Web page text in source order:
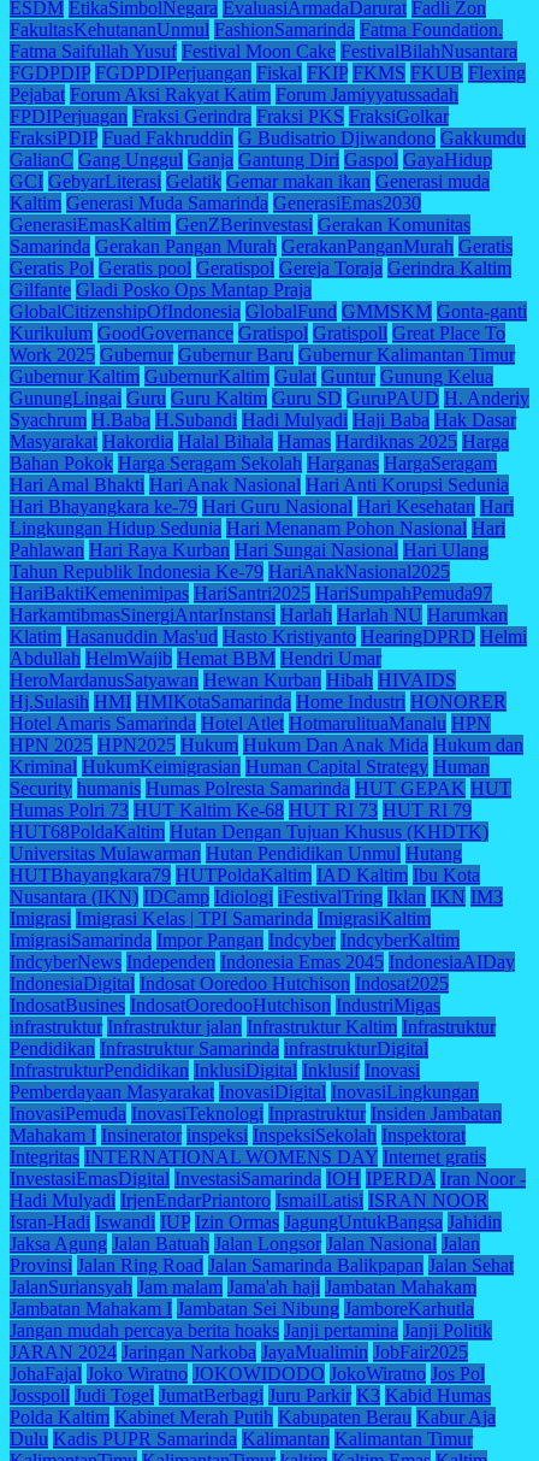
ESDM EtikaSimbolNegara EvaluasiArmadaDarurat Fadli Zon
FakultasKehutananUnmul FashionSamarinda Fatma Foundation.
Fatma Saifullah Yusuf Festival Moon Cake FestivalBilahNusantara
FGDPDIP FGDPDIPerjuangan Fiskal FKIP FKMS FKUB Flexing
Pejabat Forum Aksi Rakyat Katim Forum Jamiyyatussadah
FPDIPerjuagan Fraksi Gerindra Fraksi PKS FraksiGolkar
FraksiPDIP Fuad Fakhruddin G Budisatrio Djiwandono Gakkumdu
GalianC Gang Unggul Ganja Gantung Diri Gaspol GayaHidup
GCI GebyarLiterasi Gelatik Gemar makan ikan Generasi muda
Kaltim Generasi Muda Samarinda GenerasiEmas2030
GenerasiEmasKaltim GenZBerinvestasi Gerakan Komunitas
Samarinda Gerakan Pangan Murah GerakanPanganMurah Geratis
Geratis Pol Geratis pool Geratispol Gereja Toraja Gerindra Kaltim
Gilfante Gladi Posko Ops Mantap Praja
GlobalCitizenshipOfIndonesia GlobalFund GMMSKM Gonta-ganti
Kurikulum GoodGovernance Gratispol Gratispoll Great Place To
Work 2025 Gubernur Gubernur Baru Gubernur Kalimantan Timur
Gubernur Kaltim GubernurKaltim Gulat Guntur Gunung Kelua
GunungLingai Guru Guru Kaltim Guru SD GuruPAUD H. Anderiy
Syachrum H.Baba H.Subandi Hadi Mulyadi Haji Baba Hak Dasar
Masyarakat Hakordia Halal Bihala Hamas Hardiknas 2025 Harga
Bahan Pokok Harga Seragam Sekolah Harganas HargaSeragam
Hari Amal Bhakti Hari Anak Nasional Hari Anti Korupsi Sedunia
Hari Bhayangkara ke-79 Hari Guru Nasional Hari Kesehatan Hari
Lingkungan Hidup Sedunia Hari Menanam Pohon Nasional Hari
Pahlawan Hari Raya Kurban Hari Sungai Nasional Hari Ulang
Tahun Republik Indonesia Ke-79 HariAnakNasional2025
HariBaktiKemenimipas HariSantri2025 HariSumpahPemuda97
HarkamtibmasSinergiAntarInstansi Harlah Harlah NU Harumkan
Klatim Hasanuddin Mas'ud Hasto Kristiyanto HearingDPRD Helmi
Abdullah HelmWajib Hemat BBM Hendri Umar
HeroMardanusSatyawan Hewan Kurban Hibah HIVAIDS
Hj.Sulasih HMI HMIKotaSamarinda Home Industri HONORER
Hotel Amaris Samarinda Hotel Atlet HotmarulituaManalu HPN
HPN 2025 HPN2025 Hukum Hukum Dan Anak Mida Hukum dan
Kriminal HukumKeimigrasian Human Capital Strategy Human
Security humanis Humas Polresta Samarinda HUT GEPAK HUT
Humas Polri 73 HUT Kaltim Ke-68 HUT RI 73 HUT RI 79
HUT68PoldaKaltim Hutan Dengan Tujuan Khusus (KHDTK)
Universitas Mulawarman Hutan Pendidikan Unmul Hutang
HUTBhayangkara79 HUTPoldaKaltim IAD Kaltim Ibu Kota
Nusantara (IKN) IDCamp Idiologi iFestivalTring Iklan IKN IM3
Imigrasi Imigrasi Kelas | TPI Samarinda ImigrasiKaltim
ImigrasiSamarinda Impor Pangan Indcyber IndcyberKaltim
IndcyberNews Independen Indonesia Emas 2045 IndonesiaAIDay
IndonesiaDigital Indosat Ooredoo Hutchison Indosat2025
IndosatBusines IndosatOoredooHutchison IndustriMigas
infrastruktur Infrastruktur jalan Infrastruktur Kaltim Infrastruktur
Pendidikan Infrastruktur Samarinda infrastrukturDigital
InfrastrukturPendidikan InklusiDigital Inklusif Inovasi
Pemberdayaan Masyarakat InovasiDigital InovasiLingkungan
InovasiPemuda InovasiTeknologi Inprastruktur Insiden Jambatan
Mahakam I Insinerator inspeksi InspeksiSekolah Inspektorat
Integritas INTERNATIONAL WOMENS DAY Internet gratis
InvestasiEmasDigital InvestasiSamarinda IOH IPERDA Iran Noor -
Hadi Mulyadi IrjenEndarPriantoro IsmailLatisi ISRAN NOOR
Isran-Hadi Iswandi IUP Izin Ormas JagungUntukBangsa Jahidin
Jaksa Agung Jalan Batuah Jalan Longsor Jalan Nasional Jalan
Provinsi Jalan Ring Road Jalan Samarinda Balikpapan Jalan Sehat
JalanSuriansyah Jam malam Jama'ah haji Jambatan Mahakam
Jambatan Mahakam I Jambatan Sei Nibung JamboreKarhutla
Jangan mudah percaya berita hoaks Janji pertamina Janji Politik
JARAN 2024 Jaringan Narkoba JayaMualimin JobFair2025
JohaFajal Joko Wiratno JOKOWIDODO JokoWiratno Jos Pol
Josspoll Judi Togel JumatBerbagi Juru Parkir K3 Kabid Humas
Polda Kaltim Kabinet Merah Putih Kabupaten Berau Kabur Aja
Dulu Kadis PUPR Samarinda Kalimantan Kalimantan Timur